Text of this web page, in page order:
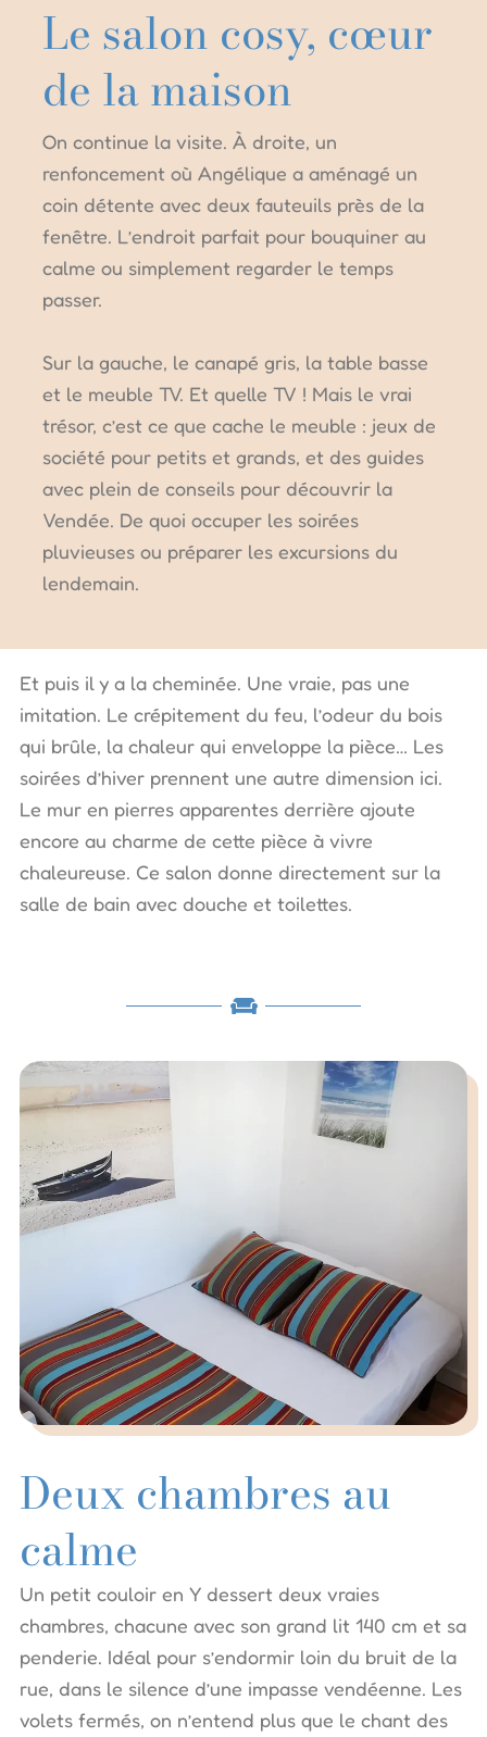
Le salon cosy, cœur
de la maison
On continue la visite. À droite, un
renfoncement où Angélique a aménagé un
coin détente avec deux fauteuils près de la
fenêtre. L’endroit parfait pour bouquiner au
calme ou simplement regarder le temps
passer.
Sur la gauche, le canapé gris, la table basse
et le meuble TV. Et quelle TV ! Mais le vrai
trésor, c’est ce que cache le meuble : jeux de
société pour petits et grands, et des guides
avec plein de conseils pour découvrir la
Vendée. De quoi occuper les soirées
pluvieuses ou préparer les excursions du
lendemain.
Et puis il y a la cheminée. Une vraie, pas une
imitation. Le crépitement du feu, l’odeur du bois
qui brûle, la chaleur qui enveloppe la pièce… Les
soirées d’hiver prennent une autre dimension ici.
Le mur en pierres apparentes derrière ajoute
encore au charme de cette pièce à vivre
chaleureuse. Ce salon donne directement sur la
salle de bain avec douche et toilettes.
Deux chambres au
calme
Un petit couloir en Y dessert deux vraies
chambres, chacune avec son grand lit 140 cm et sa
penderie. Idéal pour s’endormir loin du bruit de la
rue, dans le silence d’une impasse vendéenne. Les
volets fermés, on n’entend plus que le chant des